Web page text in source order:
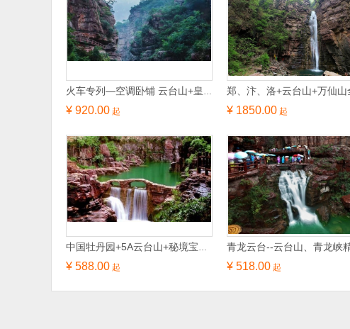
火车专列—空调卧铺 云台山+皇城相府+天官王府双卧4日游
¥ 920.00 起 ¥ 1850.00 起
中国牡丹园+5A云台山+秘境宝泉郁金香山地文化节3日游
¥ 588.00 起 ¥ 518.00 起